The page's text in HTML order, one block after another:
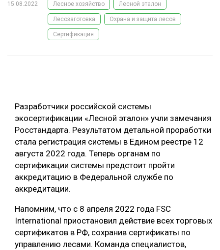
ЛЕСНОЕ ХОЗЯЙСТВО
ЛЕСОЗАГОТОВКА
ОБРАБОТКА ДРЕВЕСИНЫ
ЛОГИСТИКА
ПРОИЗВОДСТВО ДРЕВЕСНЫХ ПЛИТ
КОМПЛЕКСНАЯ ПЕРЕРАБОТКА
ЛЕСОПИЛЕНИЕ
ДЕРЕВЯННОЕ ДОМОСТРОЕНИЕ
БЕЗОПАСНОЕ ПРОИЗВОДСТВО
СОРТИРОВКА ДРЕВЕСИНЫ
ПОДБОРКИ СТАТЕЙ
ЭКСПЕРТНОЕ МНЕНИЕ
15.08.2022 Лесное хозяйство Лесной эталон
Лесозаготовка Охрана и защита лесов
Сертификация
Разработчики российской системы
экосертификации «Лесной эталон» учли замечания
Росстандарта. Результатом детальной проработки
стала регистрация системы в Едином реестре 12
августа 2022 года. Теперь органам по
сертификации системы предстоит пройти
аккредитацию в Федеральной службе по
аккредитации.
Напомним, что с 8 апреля 2022 года FSC
International приостановил действие всех торговых
сертификатов в РФ, сохранив сертификаты по
управлению лесами. Команда специалистов,